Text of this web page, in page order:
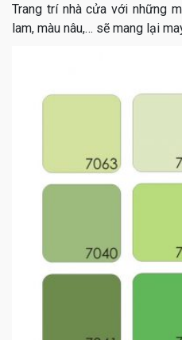
Trang trí nhà cửa với những
lam, màu nâu,… sẽ mang lại